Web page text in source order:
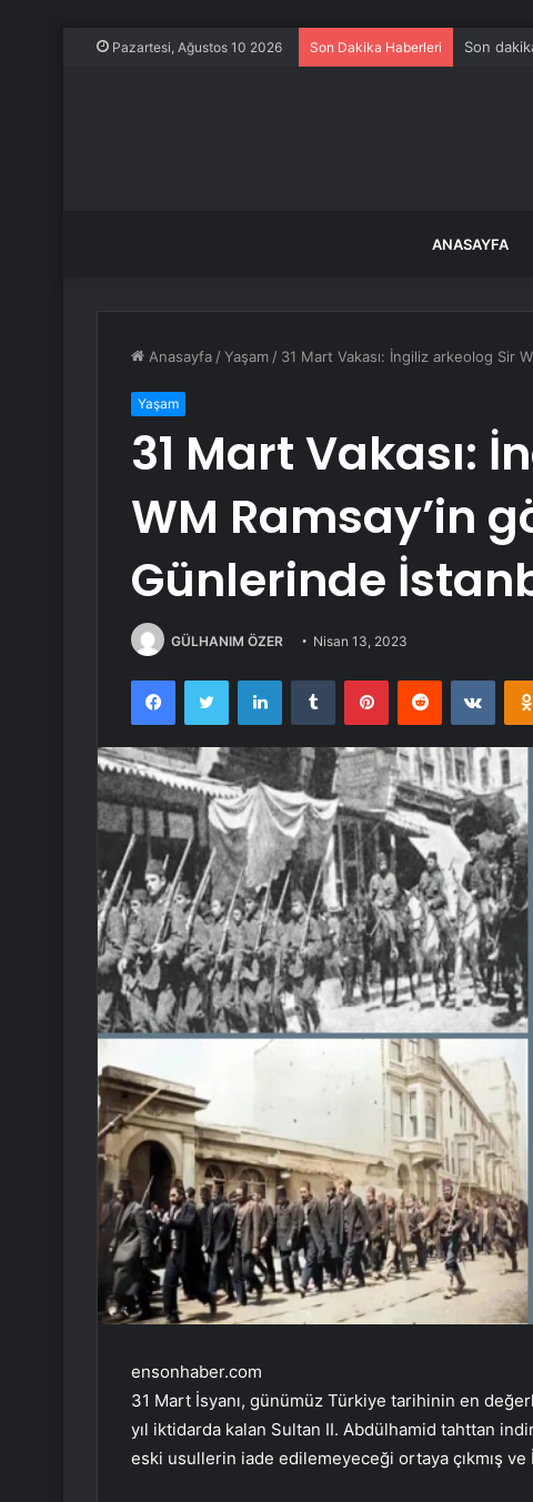
Pazartesi, Ağustos 10 2026 Son Dakika Haberleri Son
ANASAYFA
Anasayfa /Yaşam / 31 Mart Vakası: İngiliz arkeolog Sir
Yaşam
31 Mart Vakası:
WM Ramsay’in
Günlerinde
GÜLHANIM ÖZER Nisan 13, 2023
FacebookTwitter LinkedInTumblr PinterestReddit
ensonhaber.com
31 Mart İsyanı, günümüz Türkiye tarihinin en
yıl iktidarda kalan Sultan II. Abdülhamid tahttan
eski usullerin iade edilemeyeceği ortaya çıkmış ve